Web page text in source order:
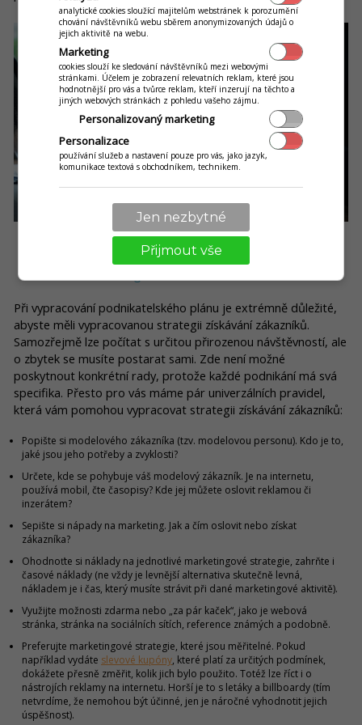
Při vypracování podnikatelského plánu je extrémně důležité,
abyste měli vypracovanou strategii získávání zákazníků.
Samozřejmě lze počítat s určitou přirozenou návštěvností, ale
o zbytek se musíte postarat sami. Zde není možné
poskytnout konkrétní rady, protože každé podnikání má svá
specifika. Přesto pro vás máme pár univerzálních pravidel,
která vám pomohou vypracovat strategii získávání zákazníků:
Popište si modelového zákazníka (tzv. modelovou personu). Kdo je to,
jaké jsou jeho potřeby a zvyklosti?
Určete, kde se pohybuje váš modelový zákazník. Je na internetu,
používá mobil, čte časopisy? Kde jej můžete oslovit reklamou či
inzerátem?
Sepište si nápady na marketing. Jak a čím oslovit nebo získat
zákazníka?
Ohodnoťte si náklady na jednotlivé marketingové strategie, zahrňte i
časové náklady (ne vždy je levnější alternativa skutečně levná,
nákladem je i čas, který musíte strávit při dané marketingové aktivitě).
Využijte možnosti zdarma nebo „za pár kaček“, jako je webová
stránka, stránka na sociálních sítích, reference známých a podobně.
Preferujte marketingové strategie, které jsou měřitelné. Pokud
například vydáte slevové kupóny, které platí za určitých podmínek,
dokážete přesně změřit, kolik jich bylo použito. Totéž lze říct i o
nástrojích reklamy na internetu. Horší je to s letáky a billboardy (tím
netvrdíme, že nemohou být účinné, jen je náročné vyhodnotit jejich
úspěšnost).
analytické cookies sloužící majitelům webstránek k porozumění
chování návštěvníků webu sběrem anonymizovaných údajů o
jejich aktivitě na webu.
Marketing
cookies slouží ke sledování návštěvníků mezi webovými
stránkami. Účelem je zobrazení relevatních reklam, které jsou
hodnotnější pro vás a tvůrce reklam, kteří inzerují na těchto a
jiných webových stránkách z pohledu vašeho zájmu.
Personalizovaný marketing
Personalizace
používání služeb a nastavení pouze pro vás, jako jazyk,
komunikace textová s obchodníkem, technikem.
Jen nezbytné
Přijmout vše